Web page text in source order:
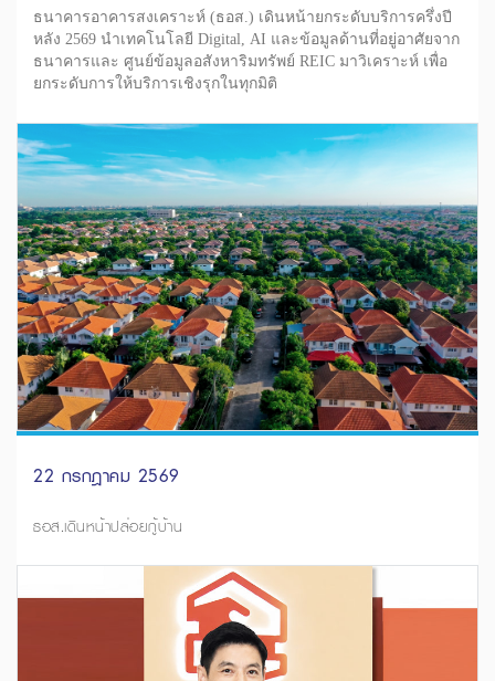
ธนาคารอาคารสงเคราะห์ (ธอส.) เดินหน้ายกระดับบริการครึ่งปี
หลัง 2569 นำเทคโนโลยี Digital, AI และข้อมูลด้านที่อยู่อาศัยจาก
ธนาคารและ ศูนย์ข้อมูลอสังหาริมทรัพย์ REIC มาวิเคราะห์ เพื่อ
ยกระดับการให้บริการเชิงรุกในทุกมิติ
22 กรกฎาคม 2569
ธอส.เดินหน้าปล่อยกู้บ้าน